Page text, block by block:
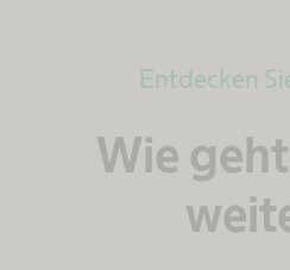
Entdecken
Wie